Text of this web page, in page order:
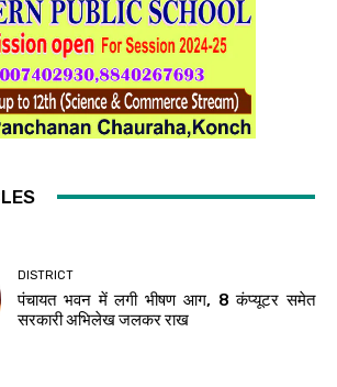
DISTRICT
पंचायत भवन में लगी भीषण आग, 8 कंप्यूटर समेत
सरकारी अभिलेख जलकर राख